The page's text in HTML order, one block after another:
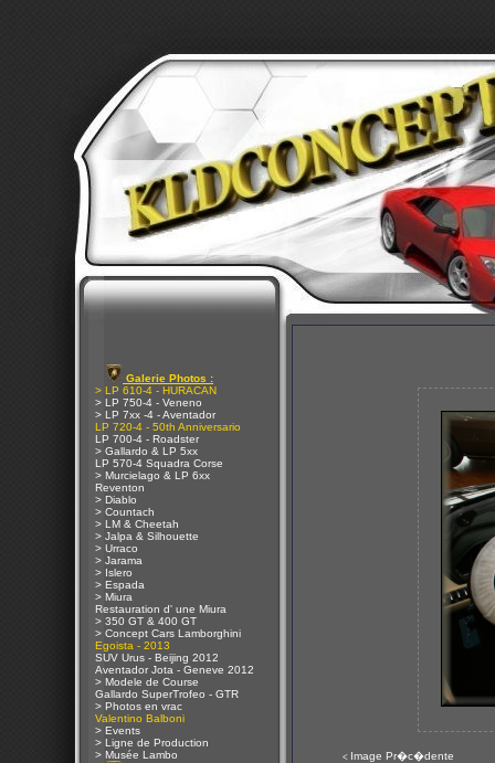
Galerie Photos :
> LP 610-4 - HURACAN
> LP 750-4 - Veneno
> LP 7xx -4 - Aventador
LP 720-4 - 50th Anniversario
LP 700-4 - Roadster
> Gallardo & LP 5xx
LP 570-4 Squadra Corse
> Murcielago & LP 6xx
Reventon
> Diablo
> Countach
> LM & Cheetah
> Jalpa & Silhouette
> Urraco
> Jarama
> Islero
> Espada
> Miura
Restauration d' une Miura
> 350 GT & 400 GT
> Concept Cars Lamborghini
Egoista - 2013
SUV Urus - Beijing 2012
Aventador Jota - Geneve 2012
> Modele de Course
Gallardo SuperTrofeo - GTR
> Photos en vrac
Valentino Balboni
> Events
> Ligne de Production
> Musée Lambo
< Image Pr�c�dente